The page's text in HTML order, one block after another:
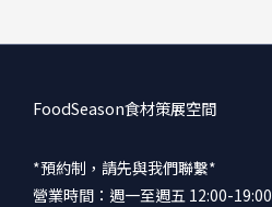
FoodSeason食材策展空間
*預約制，請先與我們聯繫*
營業時間：週一至週五 12:00-19:00